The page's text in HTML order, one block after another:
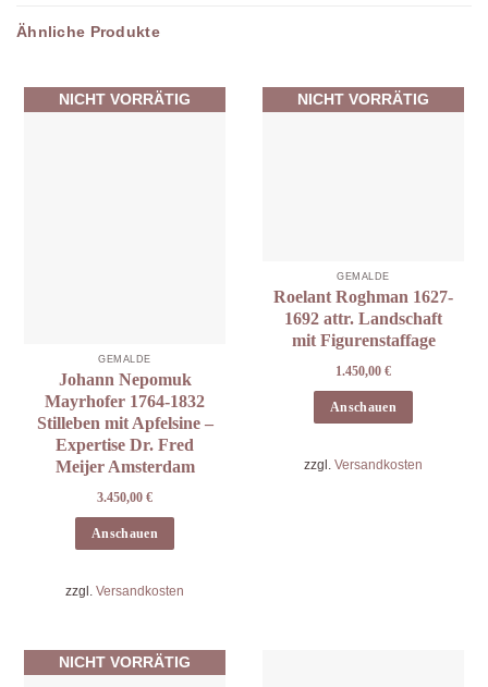
Ähnliche Produkte
NICHT VORRÄTIG
GEMÄLDE
Johann Nepomuk
Mayrhofer 1764-1832
Stilleben mit Apfelsine –
Expertise Dr. Fred
Meijer Amsterdam
3.450,00 €
Anschauen
zzgl. Versandkosten
NICHT VORRÄTIG
GEMÄLDE
Roelant Roghman 1627-
1692 attr. Landschaft
mit Figurenstaffage
1.450,00 €
Anschauen
zzgl. Versandkosten
NICHT VORRÄTIG